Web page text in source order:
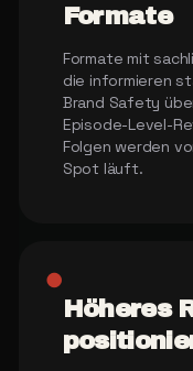
Formate
Formate mit
die informieren
Brand Safety
Episode-Level-
Folgen werden
Spot läuft.
●
Höheres